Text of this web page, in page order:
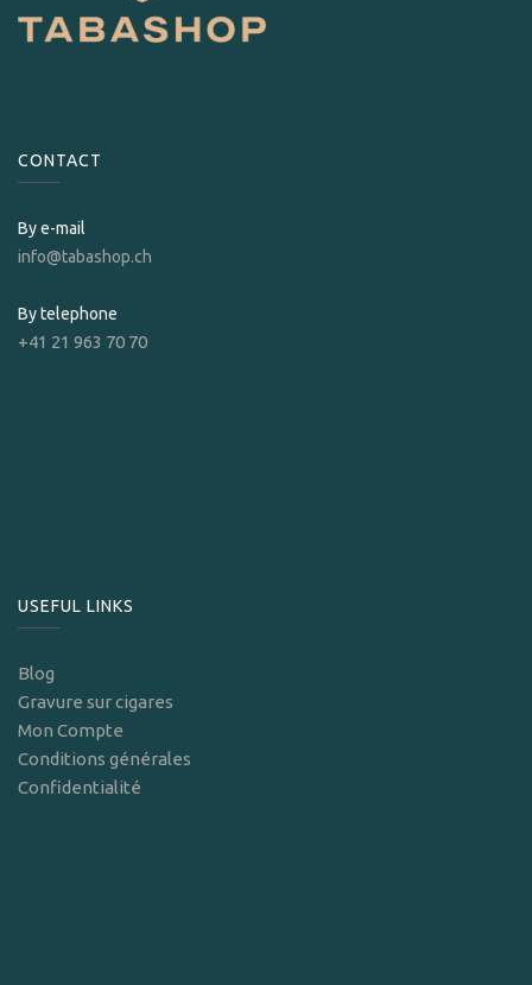
CONTACT
By e-mail
info@tabashop.ch
By telephone
+41 21 963 70 70
USEFUL LINKS
Blog
Gravure sur cigares
Mon Compte
Conditions générales
Confidentialité